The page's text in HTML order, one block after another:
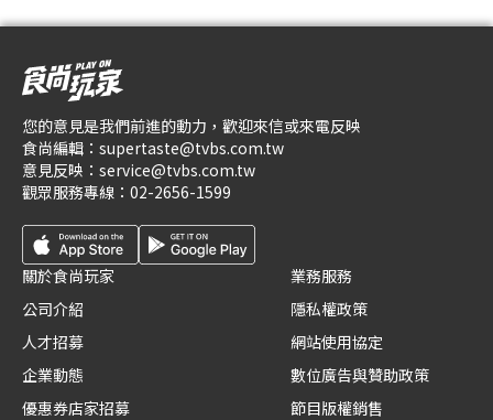
您的意見是我們前進的動力，歡迎來信或來電反映
食尚編輯： supertaste@tvbs.com.tw
意見反映： service@tvbs.com.tw
觀眾服務專線： 02-2656-1599
關於食尚玩家
公司介紹
人才招募
企業動態
優惠券店家招募
業務服務
隱私權政策
網站使用協定
數位廣告與贊助政策
節目版權銷售